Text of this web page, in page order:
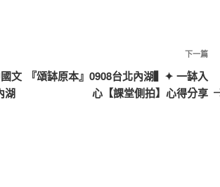
文
湖
下
篇
下一篇
『頌缽原本』0908台北內湖▍✦ 一缽入
心【課堂側拍】心得分享